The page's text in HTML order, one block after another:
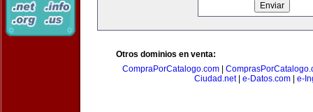
Otros dominios en venta:
CompraPorCatalogo.com|
Ciudad.net| e-Datos.com| e-